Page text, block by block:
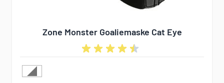
Zone Monster Goaliemaske Cat Eye